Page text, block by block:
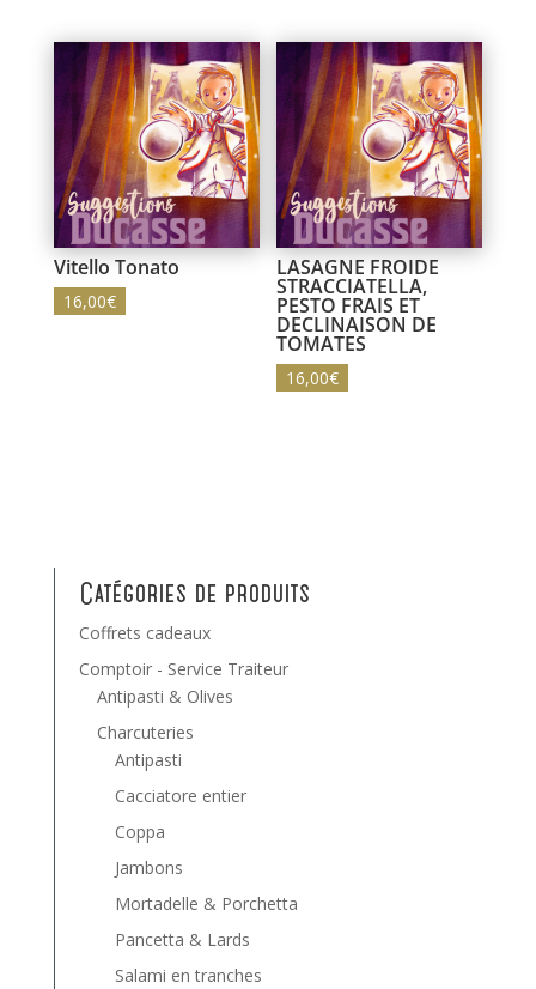
Vitello Tonato
16,00€
LASAGNE FROIDE
STRACCIATELLA,
PESTO FRAIS ET
DECLINAISON DE
TOMATES
16,00€
Catégories de produits
Coffrets cadeaux
Comptoir - Service Traiteur
Antipasti & Olives
Charcuteries
Antipasti
Cacciatore entier
Coppa
Jambons
Mortadelle & Porchetta
Pancetta & Lards
Salami en tranches